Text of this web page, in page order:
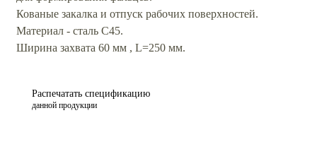
Кованые закалка и отпуск рабочих поверхностей.
Материал - сталь С45.
Ширина захвата 60 мм , L=250 мм.
Распечатать спецификацию
данной продукции